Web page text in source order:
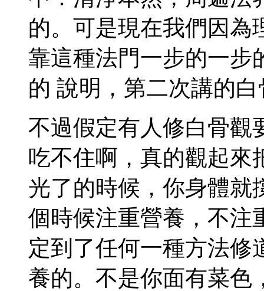
的。可是現在我們因為
靠這種法門一步的一步
的 說明，第二次講的
不過假定有人修白骨觀
吃不住啊，真的觀起來
光了的時候，你身體就
個時候注重營養，不注
定到了任何一種方法修
養的。不是你面有菜色